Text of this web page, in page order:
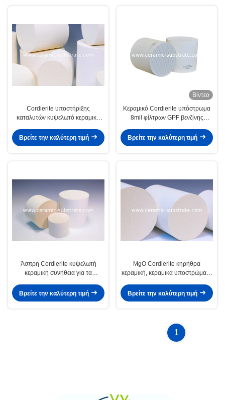
Cordierite υποστήριξης
καταλυτών κυψελωτό κεραμικό
Βρείτε την καλύτερη τιμή
Βίντεο
Κεραμικό Cordierite υπόστρωμα
8mil φίλτρων GPF βενζίνης
Βρείτε την καλύτερη τιμή
Άσπρη Cordierite κυψελωτή
κεραμική συνήθεια για τα
Βρείτε την καλύτερη τιμή
MgO Cordierite κηρήθρα
κεραμική, κεραμικά υποστρώματα
Βρείτε την καλύτερη τιμή
1